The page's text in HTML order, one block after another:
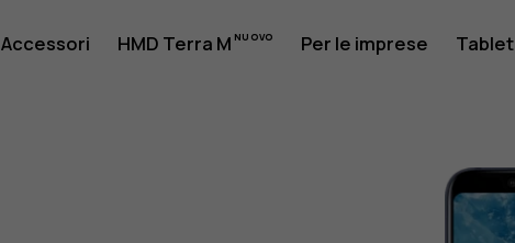
Accessori HMD Terra M Per le imprese Tablet